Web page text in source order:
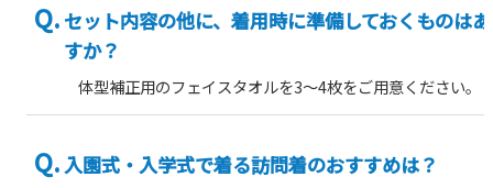
セット内容の他に、着用時に準備しておくものは
すか？
体型補正用のフェイスタオルを3～4枚をご用意ください。
入園式・入学式で着る訪問着のおすすめは？